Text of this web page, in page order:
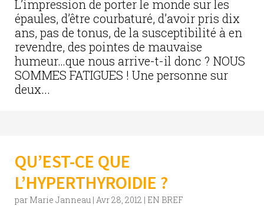
L’impression de porter le monde sur les
épaules, d’être courbaturé, d’avoir pris dix
ans, pas de tonus, de la susceptibilité à en
revendre, des pointes de mauvaise
humeur…que nous arrive-t-il donc ? NOUS
SOMMES FATIGUES ! Une personne sur
deux...
QU’EST-CE QUE
L’HYPERTHYROIDIE ?
par Marie Janneau | Avr 28, 2012 | EN BREF